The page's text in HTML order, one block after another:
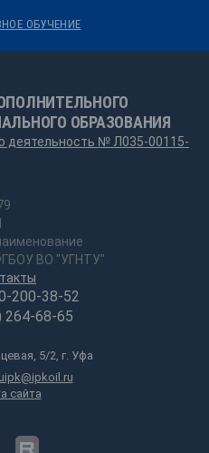
ОБУЧЕНИЕ
ОБРАЗОВАНИЯ
деятельность № Л035-00115-
ВО "УГНТУ"
200-38-52
264-68-65
5/2, г. Уфа
сайта